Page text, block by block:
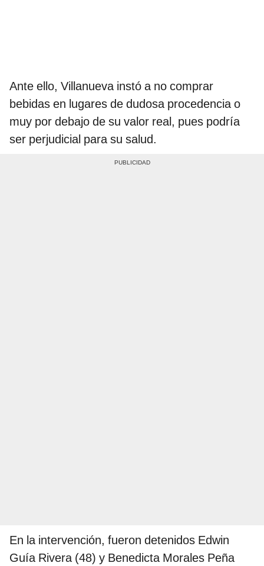
Ante ello, Villanueva instó a no comprar
bebidas en lugares de dudosa procedencia o
muy por debajo de su valor real, pues podría
ser perjudicial para su salud.
En la intervención, fueron detenidos Edwin
Guía Rivera (48) y Benedicta Morales Peña